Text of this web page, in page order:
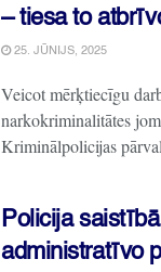
– tiesa to
25. JŪNIJS, 2025
Veicot mērķtiecīgu
narkokriminalitātes
Kriminālpolicijas
Policija
administratīvo